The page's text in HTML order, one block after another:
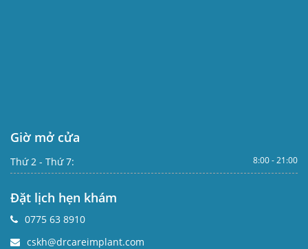
Giờ mở cửa
Thứ 2 - Thứ 7: 8:00 - 21:00
Đặt lịch hẹn khám
0775 63 8910
cskh@drcareimplant.com